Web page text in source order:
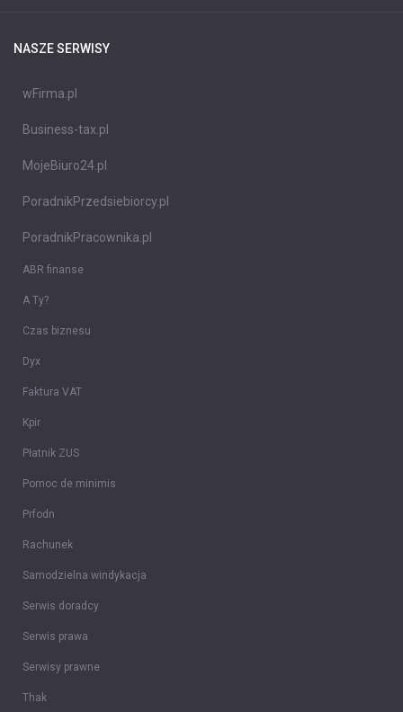
NASZE SERWISY
wFirma.pl
Business-tax.pl
MojeBiuro24.pl
PoradnikPrzedsiebiorcy.pl
PoradnikPracownika.pl
ABR finanse
A Ty?
Czas biznesu
Dyx
Faktura VAT
Kpir
Płatnik ZUS
Pomoc de minimis
Prfodn
Rachunek
Samodzielna windykacja
Serwis doradcy
Serwis prawa
Serwisy prawne
Thak